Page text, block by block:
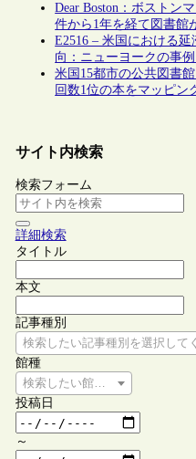
Dear Boston：ボストン
件から1年を経て図書館
E2516 – 米国における延
向：ニューヨークの事
米国15都市の公共図書
回数1位の本をマッピン
サイト内検索
検索フォーム
詳細検索
タイトル
本文
記事種別
検索したい記事種別を選択して
館種
検索したい館種を選択してくださ
投稿日
～